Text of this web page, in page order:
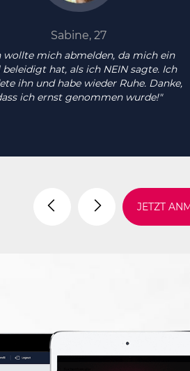
Sabine, 27
wollte mich abmelden, da mich ein
beleidigt hat, als ich NEIN sagte. Ich
ihn und habe wieder Ruhe. Danke,
ich ernst genommen wurde!"
JETZT